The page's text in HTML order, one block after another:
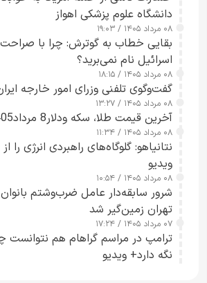
دانشگاه علوم پزشکی اهواز
۰۸ مرداد ۱۴۰۵ / ۱۹:۰۳
بقایی خطاب به گوترش: چرا با صراحت
اسرائیل نام نمی‌برید؟
۰۸ مرداد ۱۴۰۵ / ۱۸:۱۵
گفت‌وگوی تلفنی وزرای امور خارجه
۰۸ مرداد ۱۴۰۵ / ۱۳:۲۷
آخرین قیمت طلا، سکه ودلار8 مرداد1405
۰۸ مرداد ۱۴۰۵ / ۱۱:۳۴
نتانیاهو: گلوگاه‌های راهبردی انرژی را
ویدیو
۰۸ مرداد ۱۴۰۵ / ۱۰:۵۴
شرور سابقه‌دار عامل ضرب‌وشتم
تهران زمین‌گیر شد
۰۷ مرداد ۱۴۰۵ / ۱۷:۲۴
ترامپ در مراسم گراهام هم نتوانست
نگه دارد+ ویدیو